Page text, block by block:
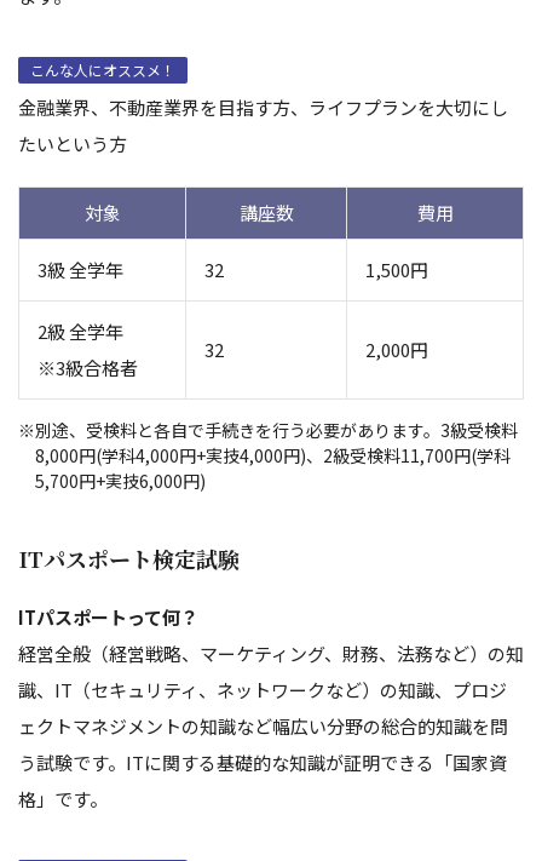
こんな人にオススメ！
金融業界、不動産業界を目指す方、ライフプランを大切にし
たいという方
対象 講座数 費用
3級 全学年 32 1,500円
2級 全学年
※3級合格者
32 2,000円
別途、受検料と各自で手続きを行う必要があります。3級受検料
8,000円(学科4,000円+実技4,000円)、2級受検料11,700円(学科
5,700円+実技6,000円)
ITパスポート検定試験
ITパスポートって何？
経営全般（経営戦略、マーケティング、財務、法務など）の知
識、IT（セキュリティ、ネットワークなど）の知識、プロジ
ェクトマネジメントの知識など幅広い分野の総合的知識を問
う試験です。ITに関する基礎的な知識が証明できる「国家資
格」です。